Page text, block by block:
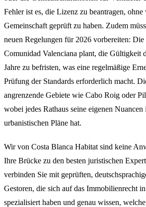
Fehler ist es, die Lizenz zu beantragen,
Gemeinschaft geprüft zu haben. Zudem
neuen Regelungen für 2026 vorbereiten:
Comunidad Valenciana plant, die Gültigkeit
Jahre zu befristen, was eine regelmäßige
Prüfung der Standards erforderlich macht.
angrenzende Gebiete wie Cabo Roig oder
wobei jedes Rathaus seine eigenen
urbanistischen Pläne hat.
Wir von Costa Blanca Habitat sind keine
Ihre Brücke zu den besten juristischen
verbinden Sie mit geprüften,
Gestoren, die sich auf das Immobilienrecht
spezialisiert haben und genau wissen,